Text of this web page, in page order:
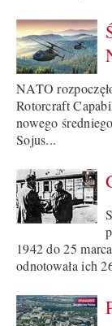
NATO
Rotorcraft
nowego
Sojus...
1942 do 25
odnotowała ich